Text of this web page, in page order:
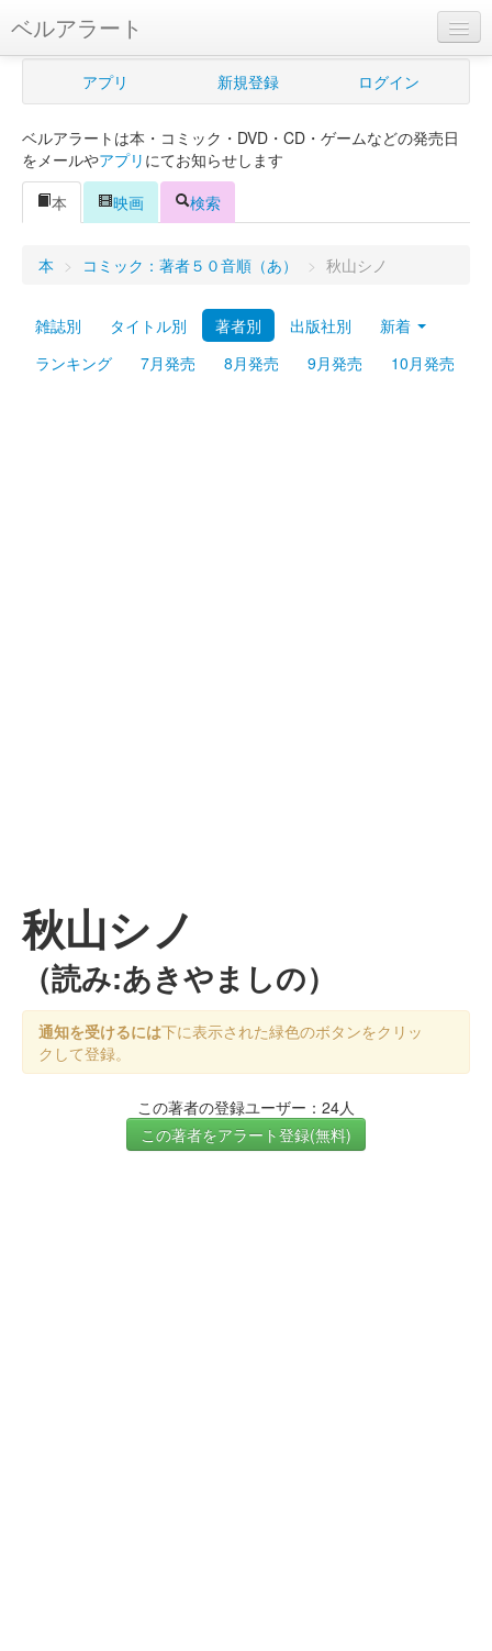
ベルアラート
ベルアラートとは
新規登録
ログイン
Myシェルフ
プレミアム
アプリ 新規登録 ログイン
ベルアラートは本・コミック・DVD・CD・ゲームなどの発売日
をメールやアプリ にてお知らせします
本
映画 検索
本 > コミック：著者５０音順（あ） > 秋山シノ
雑誌別 タイトル別 著者別 出版社別
新着
ランキング
7月発売 8月発売 9月発売 10月発売
秋山シノ
（読み:あきやましの）
通知を受けるには下に表示された緑色のボタンをクリッ
クして登録。
この著者の登録ユーザー：24人
この著者をアラート登録(無料)